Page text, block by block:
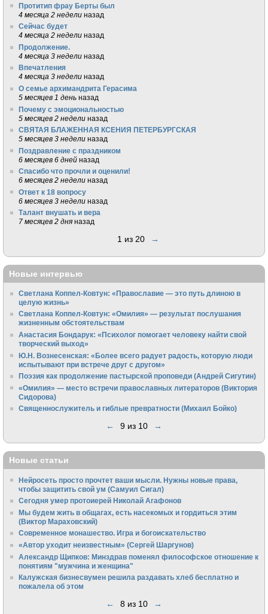
Протитип фрау Берты был
4 месяца 2 недели назад
Сейчас будет
4 месяца 2 недели назад
Продолжение.
4 месяца 3 недели назад
Впечатления
4 месяца 3 недели назад
О семье архимандрита Герасима
5 месяцев 1 день назад
Почему с эмоциональностью
5 месяцев 2 недели назад
СВЯТАЯ БЛАЖЕННАЯ КСЕНИЯ ПЕТЕРБУРГСКАЯ
5 месяцев 3 недели назад
Поздравление с праздником
6 месяцев 6 дней назад
Спасибо что прочли и оценили!
6 месяцев 2 недели назад
Ответ к 18 вопросу
6 месяцев 3 недели назад
Талант внушать и вера
7 месяцев 2 дня назад
1 из 20 →
Новые интервью
Светлана Коппел-Ковтун: «Православие — это путь длиною в
целую жизнь»
Светлана Коппел-Ковтун: «Омилия» — результат послушания
жизненным обстоятельствам
Анастасия Бондарук: «Психолог помогает человеку найти свой
творческий выход»
Ю.Н. Вознесенская: «Более всего радует радость, которую люди
испытывают при встрече друг с другом»
Поэзия как продолжение пастырской проповеди (Андрей Сигутин)
«Омилия» — место встречи православных литераторов (Виктория
Сидорова)
Священнослужитель и гиблые превратности (Михаил Бойко)
← 9 из 10 →
Новые статьи
Нейросеть просто прочтет ваши мысли. Нужны новые права,
чтобы защитить свой ум (Самуил Сигал)
Сегодня умер протоиерей Николай Агафонов
Мы будем жить в общагах, есть насекомых и гордиться этим
(Виктор Мараховский)
Cовременное монашество. Игра и богоискательство
«Автор уходит неизвестным» (Сергей Шаргунов)
Александр Щипков: Минздрав поменял философское отношение к
понятиям "мужчина и женщина"
Калужская бизнесвумен решила раздавать хлеб бесплатно и
пожалела об этом
← 8 из 10 →